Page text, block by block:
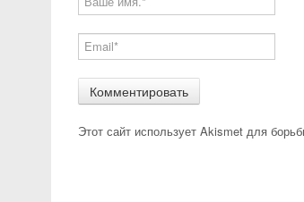
Этот сайт использует Akismet для